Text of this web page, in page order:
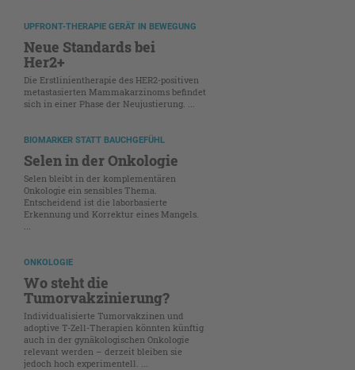
UPFRONT-THERAPIE GERÄT IN BEWEGUNG
Neue Standards bei
Her2+
Die Erstlinientherapie des HER2-positiven
metastasierten Mammakarzinoms befindet
sich in einer Phase der Neujustierung. ...
BIOMARKER STATT BAUCHGEFÜHL
Selen in der Onkologie
Selen bleibt in der komplementären
Onkologie ein sensibles Thema.
Entscheidend ist die laborbasierte
Erkennung und Korrektur eines Mangels.
ONKOLOGIE
Wo steht die
Tumorvakzinierung?
Individualisierte Tumorvakzinen und
adoptive T-Zell-Therapien könnten künftig
auch in der gynäkologischen Onkologie
relevant werden – derzeit bleiben sie
jedoch hoch experimentell. ...